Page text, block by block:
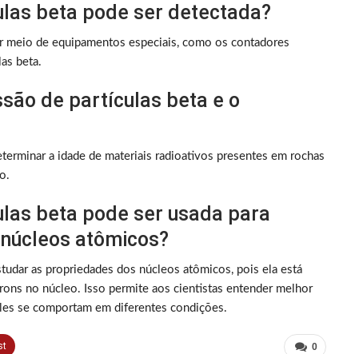
beta pode ser detectada?
de equipamentos especiais, como os contadores
beta.
de partículas beta e o
a idade de materiais radioativos presentes em rochas
beta pode ser usada para
atômicos?
as propriedades dos núcleos atômicos, pois ela está
no núcleo. Isso permite aos cientistas entender melhor
se comportam em diferentes condições.
0